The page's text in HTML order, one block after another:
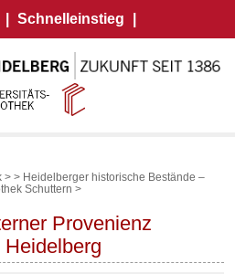
Schnelleinstieg
> > Heidelberger historische Bestände –
Schuttern >
Provenienz